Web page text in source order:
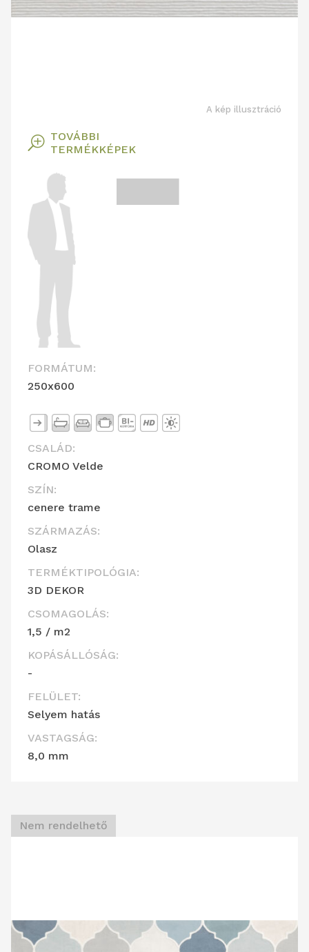
A kép illusztráció
T TOVÁBBI
TERMÉKKÉPEK
FORMÁTUM:
250x600
CSALÁD:
CROMO Velde
SZÍN:
cenere trame
SZÁRMAZÁS:
Olasz
TERMÉKTIPOLÓGIA:
3D DEKOR
CSOMAGOLÁS:
1,5 / m2
KOPÁSÁLLÓSÁG:
-
FELÜLET:
Selyem hatás
VASTAGSÁG:
8,0 mm
Nem rendelhető